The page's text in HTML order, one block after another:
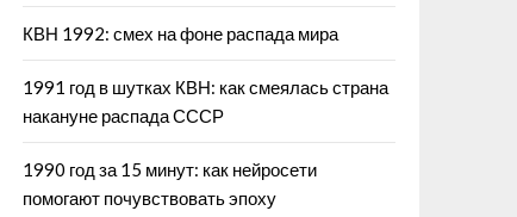
КВН 1992: смех на фоне распада мира
1991 год в шутках КВН: как смеялась страна
накануне распада СССР
1990 год за 15 минут: как нейросети
помогают почувствовать эпоху